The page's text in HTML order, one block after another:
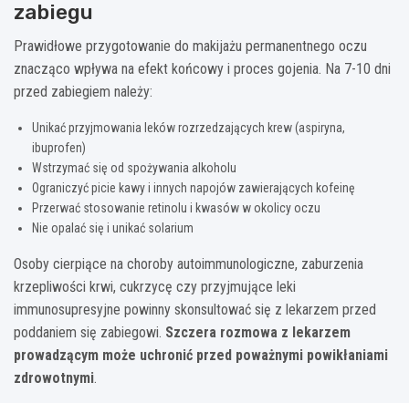
zabiegu
Prawidłowe przygotowanie do makijażu permanentnego oczu
znacząco wpływa na efekt końcowy i proces gojenia. Na 7-10 dni
przed zabiegiem należy:
Unikać przyjmowania leków rozrzedzających krew (aspiryna,
ibuprofen)
Wstrzymać się od spożywania alkoholu
Ograniczyć picie kawy i innych napojów zawierających kofeinę
Przerwać stosowanie retinolu i kwasów w okolicy oczu
Nie opalać się i unikać solarium
Osoby cierpiące na choroby autoimmunologiczne, zaburzenia
krzepliwości krwi, cukrzycę czy przyjmujące leki
immunosupresyjne powinny skonsultować się z lekarzem przed
poddaniem się zabiegowi. Szczera rozmowa z lekarzem
prowadzącym może uchronić przed poważnymi powikłaniami
zdrowotnymi.